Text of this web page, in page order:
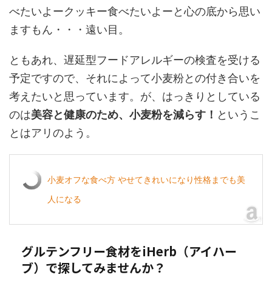
べたいよークッキー食べたいよーと心の底から思い
ますもん・・・遠い目。
ともあれ、遅延型フードアレルギーの検査を受ける
予定ですので、それによって小麦粉との付き合いを
考えたいと思っています。が、はっきりとしている
のは美容と健康のため、小麦粉を減らす！ というこ
とはアリのよう。
小麦オフな食べ方 やせてきれいになり性格までも美
人になる
グルテンフリー食材をiHerb（アイハー
ブ）で探してみませんか？